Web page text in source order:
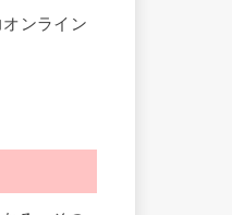
ンライン